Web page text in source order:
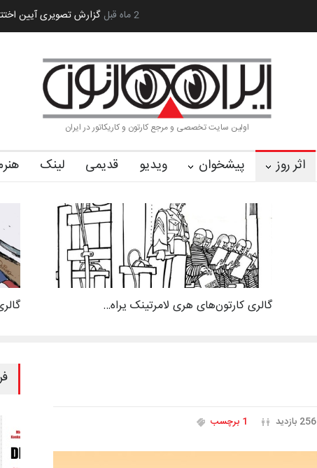
به یاد اردوغان باشول (۱۹۳۶–۲۰۲۶) رویداد کارگاهی کارتون و پوستر «ایران سربلند»… 2 ماه قبل
اولین سایت تخصصی و مرجع کارتون و کاریکاتور در ایران
اثر روز پیشخوان ویدیو قدیمی لینک
گالری کارتون‌های هری لامرتینک یراه…
256 بازدید 1 برچسب